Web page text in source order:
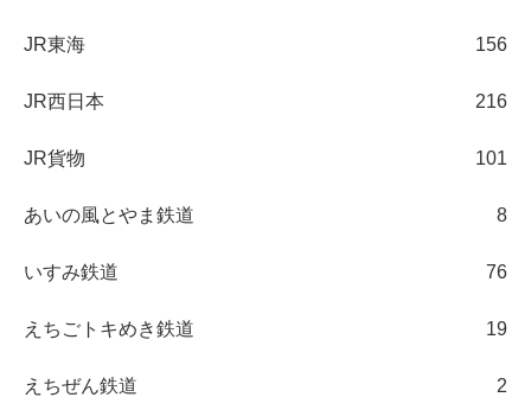
JR東海 156
JR西日本 216
JR貨物 101
あいの風とやま鉄道 8
いすみ鉄道 76
えちごトキめき鉄道 19
えちぜん鉄道 2